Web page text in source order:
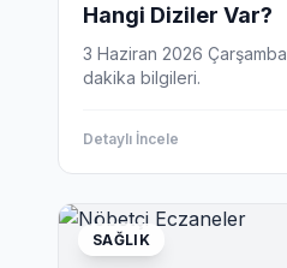
Hangi Diziler Var?
3 Haziran 2026
dakika bilgileri.
Detaylı İncele
SAĞLIK